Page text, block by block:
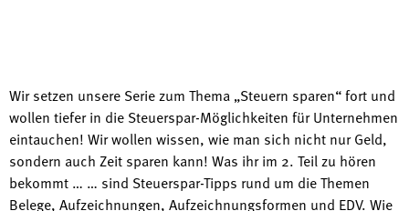
Wir setzen unsere Serie zum Thema „Steuern sparen“ fort und
wollen tiefer in die Steuerspar-Möglichkeiten für Unternehmen
eintauchen! Wir wollen wissen, wie man sich nicht nur Geld,
sondern auch Zeit sparen kann! Was ihr im 2. Teil zu hören
bekommt … … sind Steuerspar-Tipps rund um die Themen
Belege, Aufzeichnungen, Aufzeichnungsformen und EDV. Wie